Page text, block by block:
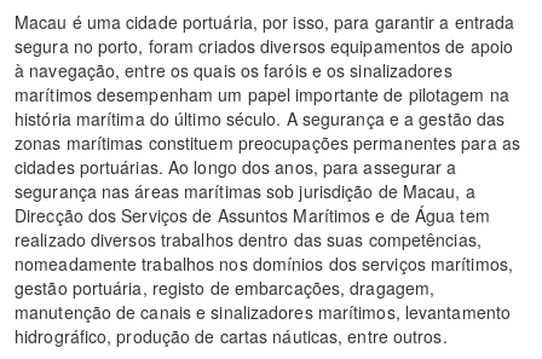
Macau é uma cidade portuária, por isso, para garantir a entrada
segura no porto, foram criados diversos equipamentos de apoio
à navegação, entre os quais os faróis e os sinalizadores
marítimos desempenham um papel importante de pilotagem na
história marítima do último século. A segurança e a gestão das
zonas marítimas constituem preocupações permanentes para as
cidades portuárias. Ao longo dos anos, para assegurar a
segurança nas áreas marítimas sob jurisdição de Macau, a
Direcção dos Serviços de Assuntos Marítimos e de Água tem
realizado diversos trabalhos dentro das suas competências,
nomeadamente trabalhos nos domínios dos serviços marítimos,
gestão portuária, registo de embarcações, dragagem,
manutenção de canais e sinalizadores marítimos, levantamento
hidrográfico, produção de cartas náuticas, entre outros.